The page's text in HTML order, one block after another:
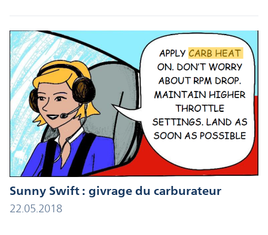
Sunny Swift : givrage du carburateur
22.05.2018